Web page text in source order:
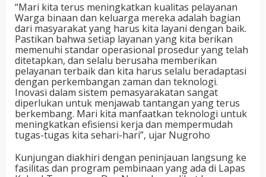
“Mari kita terus meningkatkan kualitas pelayanan
Warga binaan dan keluarga mereka adalah bagian
dari masyarakat yang harus kita layani dengan baik.
Pastikan bahwa setiap layanan yang kita berikan
memenuhi standar operasional prosedur yang telah
ditetapkan, dan selalu berusaha memberikan
pelayanan terbaik dan kita harus selalu beradaptasi
dengan perkembangan zaman dan teknologi.
Inovasi dalam sistem pemasyarakatan sangat
diperlukan untuk menjawab tantangan yang terus
berkembang. Mari kita manfaatkan teknologi untuk
meningkatkan efisiensi kerja dan mempermudah
tugas-tugas kita sehari-hari”, ujar Nugroho
Kunjungan diakhiri dengan peninjauan langsung ke
fasilitas dan program pembinaan yang ada di Lapas